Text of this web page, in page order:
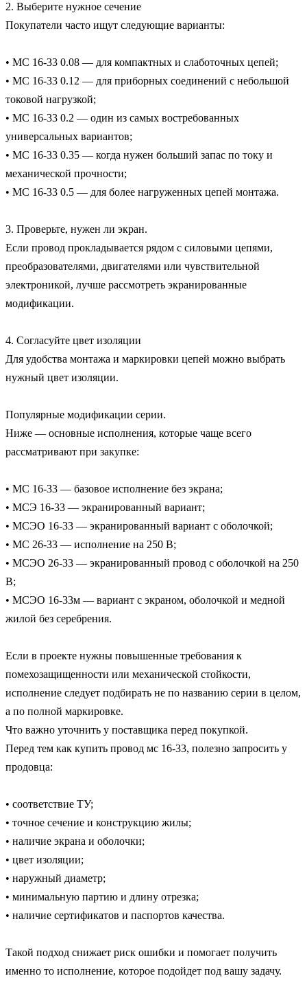
2. Выберите нужное сечение
Покупатели часто ищут следующие варианты:
• МС 16-33 0.08 — для компактных и слаботочных цепей;
• МС 16-33 0.12 — для приборных соединений с небольшой
токовой нагрузкой;
• МС 16-33 0.2 — один из самых востребованных
универсальных вариантов;
• МС 16-33 0.35 — когда нужен больший запас по току и
механической прочности;
• МС 16-33 0.5 — для более нагруженных цепей монтажа.
3. Проверьте, нужен ли экран.
Если провод прокладывается рядом с силовыми цепями,
преобразователями, двигателями или чувствительной
электроникой, лучше рассмотреть экранированные
модификации.
4. Согласуйте цвет изоляции
Для удобства монтажа и маркировки цепей можно выбрать
нужный цвет изоляции.
Популярные модификации серии.
Ниже — основные исполнения, которые чаще всего
рассматривают при закупке:
• МС 16-33 — базовое исполнение без экрана;
• МСЭ 16-33 — экранированный вариант;
• МСЭО 16-33 — экранированный вариант с оболочкой;
• МС 26-33 — исполнение на 250 В;
• МСЭО 26-33 — экранированный провод с оболочкой на 250
В;
• МСЭО 16-33м — вариант с экраном, оболочкой и медной
жилой без серебрения.
Если в проекте нужны повышенные требования к
помехозащищенности или механической стойкости,
исполнение следует подбирать не по названию серии в целом,
а по полной маркировке.
Что важно уточнить у поставщика перед покупкой.
Перед тем как купить провод мс 16-33, полезно запросить у
продовца:
• соответствие ТУ;
• точное сечение и конструкцию жилы;
• наличие экрана и оболочки;
• цвет изоляции;
• наружный диаметр;
• минимальную партию и длину отрезка;
• наличие сертификатов и паспортов качества.
Такой подход снижает риск ошибки и помогает получить
именно то исполнение, которое подойдет под вашу задачу.